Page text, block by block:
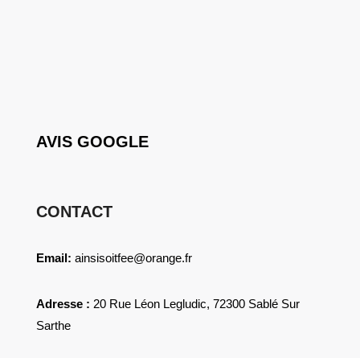
AVIS GOOGLE
CONTACT
Email: ainsisoitfee@orange.fr
Adresse : 20 Rue Léon Legludic, 72300 Sablé Sur
Sarthe